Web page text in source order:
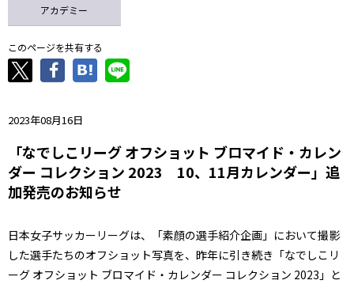
アカデミー
このページを共有する
2023年08月16日
「なでしこリーグ オフショット ブロマイド・カレン
ダー コレクション 2023 10、11月カレンダー」追
加発売のお知らせ
日本女子サッカーリーグは、「素顔の選手紹介企画」において撮影
した選手たちのオフショット写真を、昨年に引き続き「なでしこリ
ーグ オフショット ブロマイド・カレンダー コレクション 2023」と